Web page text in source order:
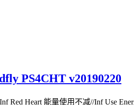
PS4CHT v20190220
Red Heart 能量使用不减//Inf Use